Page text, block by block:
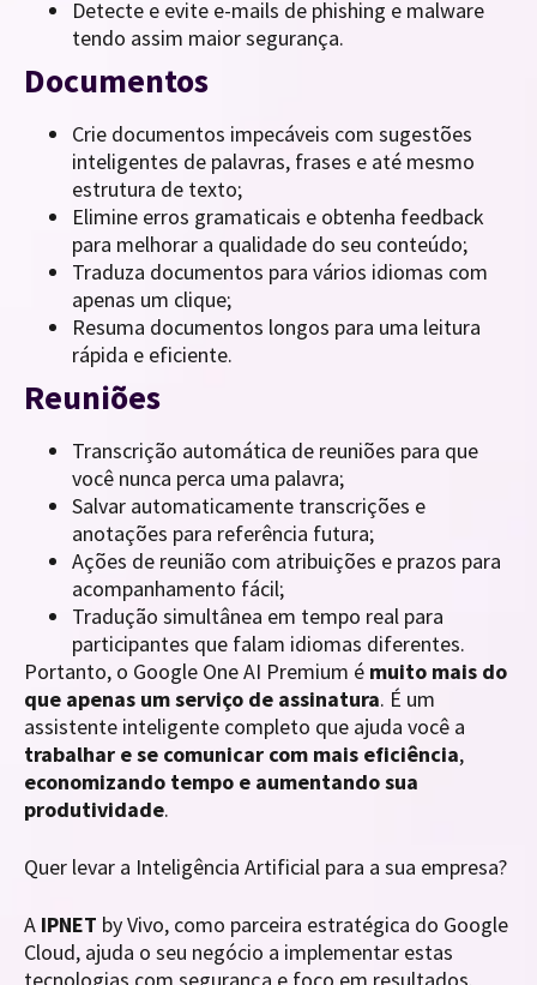
Detecte e evite e-mails de phishing e malware
tendo assim maior segurança.
Documentos
Crie documentos impecáveis ​​com sugestões
inteligentes de palavras, frases e até mesmo
estrutura de texto;
Elimine erros gramaticais e obtenha feedback
para melhorar a qualidade do seu conteúdo;
Traduza documentos para vários idiomas com
apenas um clique;
Resuma documentos longos para uma leitura
rápida e eficiente.
Reuniões
Transcrição automática de reuniões para que
você nunca perca uma palavra;
Salvar automaticamente transcrições e
anotações para referência futura;
Ações de reunião com atribuições e prazos para
acompanhamento fácil;
Tradução simultânea em tempo real para
participantes que falam idiomas diferentes.
Portanto, o Google One AI Premium é muito mais do
que apenas um serviço de assinatura. É um
assistente inteligente completo que ajuda você a
trabalhar e se comunicar com mais eficiência,
economizando tempo e aumentando sua
produtividade.
Quer levar a Inteligência Artificial para a sua empresa?
A IPNET by Vivo, como parceira estratégica do Google
Cloud, ajuda o seu negócio a implementar estas